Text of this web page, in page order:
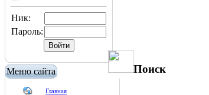
Ник:
Пароль:
Меню сайта
Главная
Поиск